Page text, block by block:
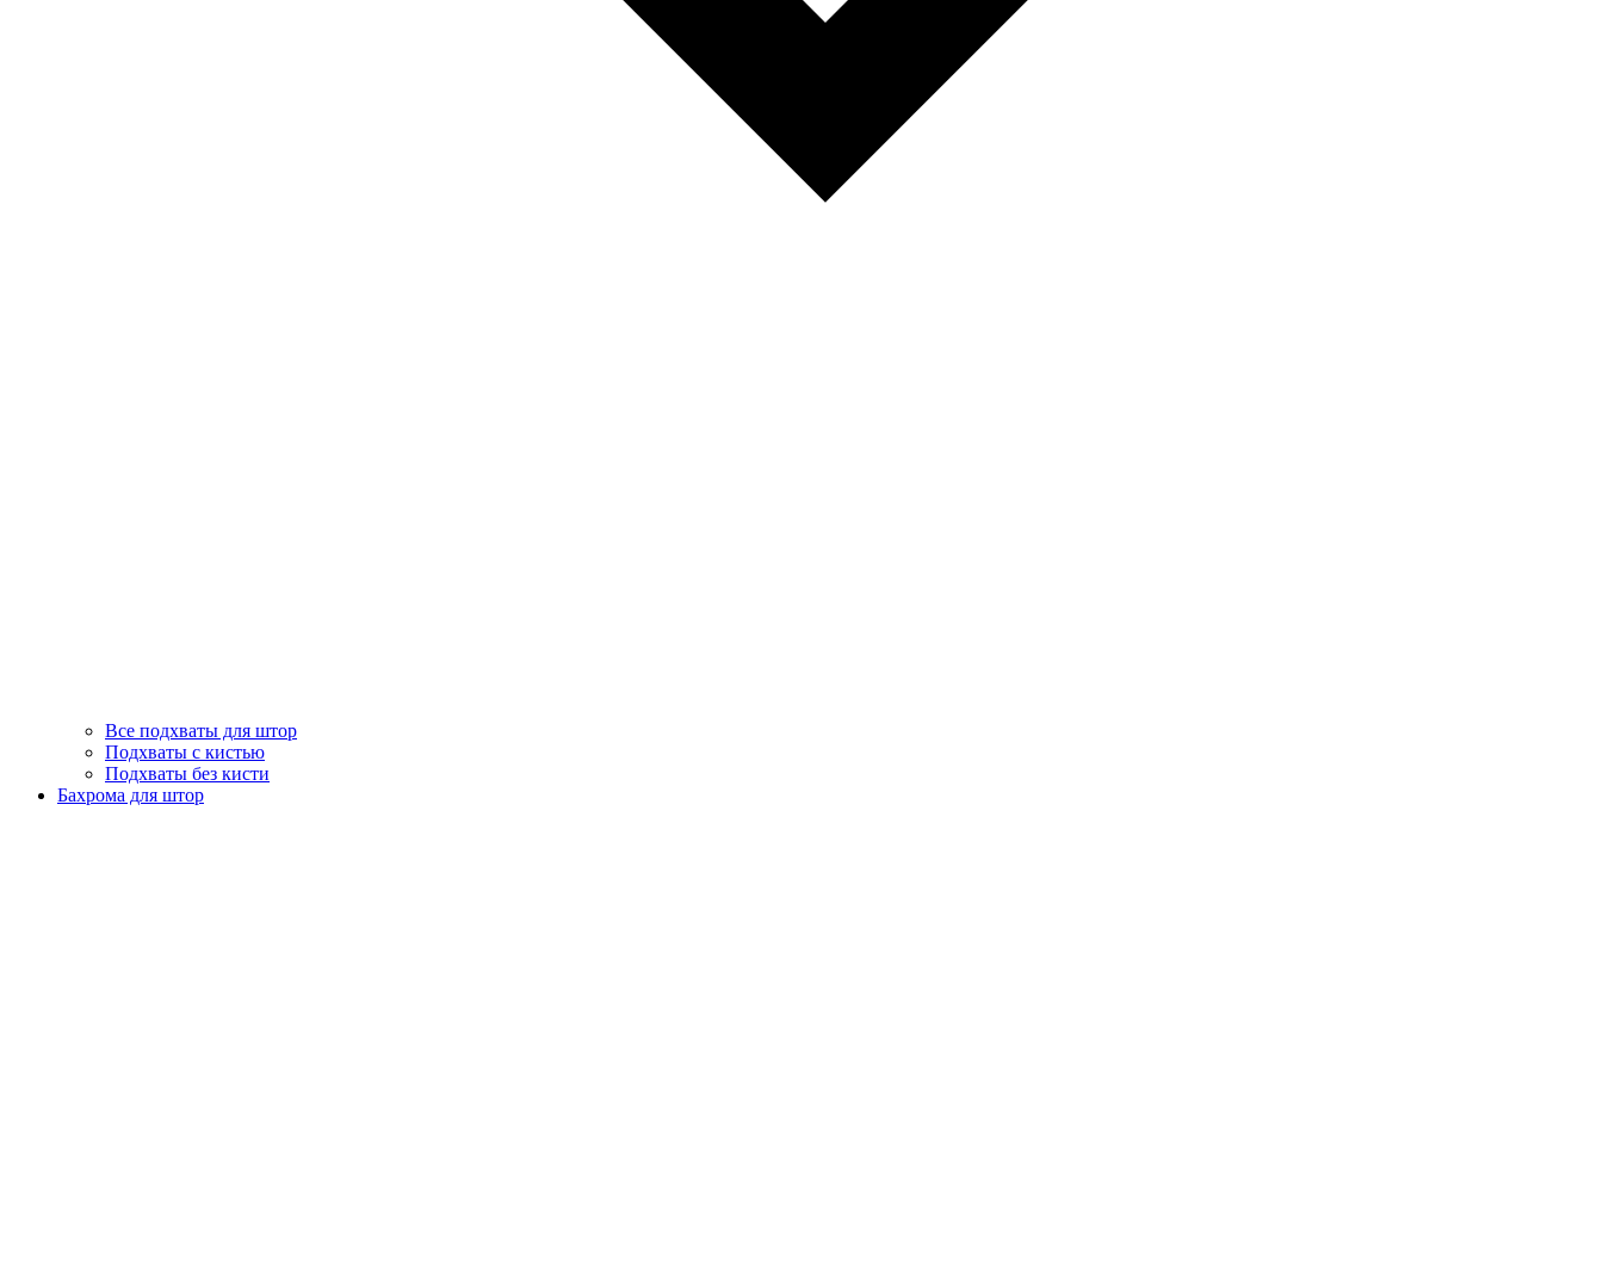
Все подхваты для штор
Подхваты с кистью
Подхваты без кисти
Бахрома для штор